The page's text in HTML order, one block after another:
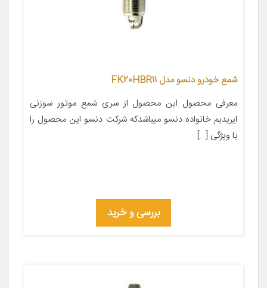
شمع خودرو دنسو مدل FK20HBR11
معرفی محصول این محصول از سری شمع موتور سوزنی
ایریدیم خانواده دنسو میباشدکه شرکت دنسو این محصول را
با ویژگی […]
بررسی و خرید